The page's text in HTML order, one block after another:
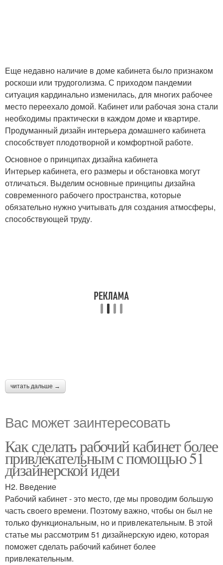
Еще недавно наличие в доме кабинета было признаком
роскоши или трудоголизма. С приходом пандемии
ситуация кардинально изменилась, для многих рабочее
место переехало домой. Кабинет или рабочая зона стали
необходимы практически в каждом доме и квартире.
Продуманный дизайн интерьера домашнего кабинета
способствует плодотворной и комфортной работе.
Основное о принципах дизайна кабинета
Интерьер кабинета, его размеры и обстановка могут
отличаться. Выделим основные принципы дизайна
современного рабочего пространства, которые
обязательно нужно учитывать для создания атмосферы,
способствующей труду.
читать дальше →
Вас может заинтересовать
Как сделать рабочий кабинет более
привлекательным с помощью 51
дизайнерской идеи
H2. Введение
Рабочий кабинет - это место, где мы проводим большую
часть своего времени. Поэтому важно, чтобы он был не
только функциональным, но и привлекательным. В этой
статье мы рассмотрим 51 дизайнерскую идею, которая
поможет сделать рабочий кабинет более
привлекательным.